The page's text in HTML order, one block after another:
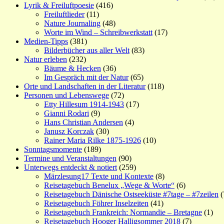
Lyrik & Freiluftpoesie (416)
Freiluftlieder(11)
Nature Journaling (48)
Worte im Wind – Schreibwerkstatt (17)
Medien-Tipps (381)
Bilderbücher aus aller Welt (83)
Natur erleben (232)
Bäume & Hecken (36)
Im Gespräch mit der Natur(65)
Orte und Landschaften in der Literatur(118)
Personen und Lebenswege (72)
Etty Hillesum 1914-1943 (17)
Gianni Rodari (9)
Hans Christian Andersen (4)
Janusz Korczak (30)
Rainer Maria Rilke 1875-1926 (10)
Sonntagsmomente (189)
Termine und Veranstaltungen (90)
Unterwegs entdeckt & notiert (259)
Märzlesung17 Texte und Kontexte (8)
Reisetagebuch Benelux „Wege & Worte“ (6)
Reisetagebuch Dänische Ostseeküste #7tage – #7zeilen
Reisetagebuch Föhrer Inselzeiten (41)
Reisetagebuch Frankreich: Normandie – Bretagne (1)
Reisetagebuch Hooger Halligsommer 2018 (7)